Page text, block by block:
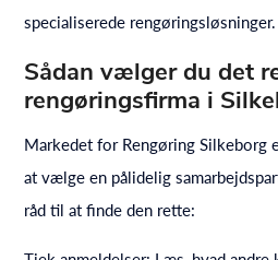
specialiserede rengøringsløsninger.
Sådan vælger du det
rengøringsfirma i
Markedet for Rengøring Silkeborg
at vælge en pålidelig
råd til at finde den rette: